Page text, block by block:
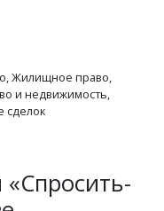
Жилищное право,
и недвижимость,
сделок